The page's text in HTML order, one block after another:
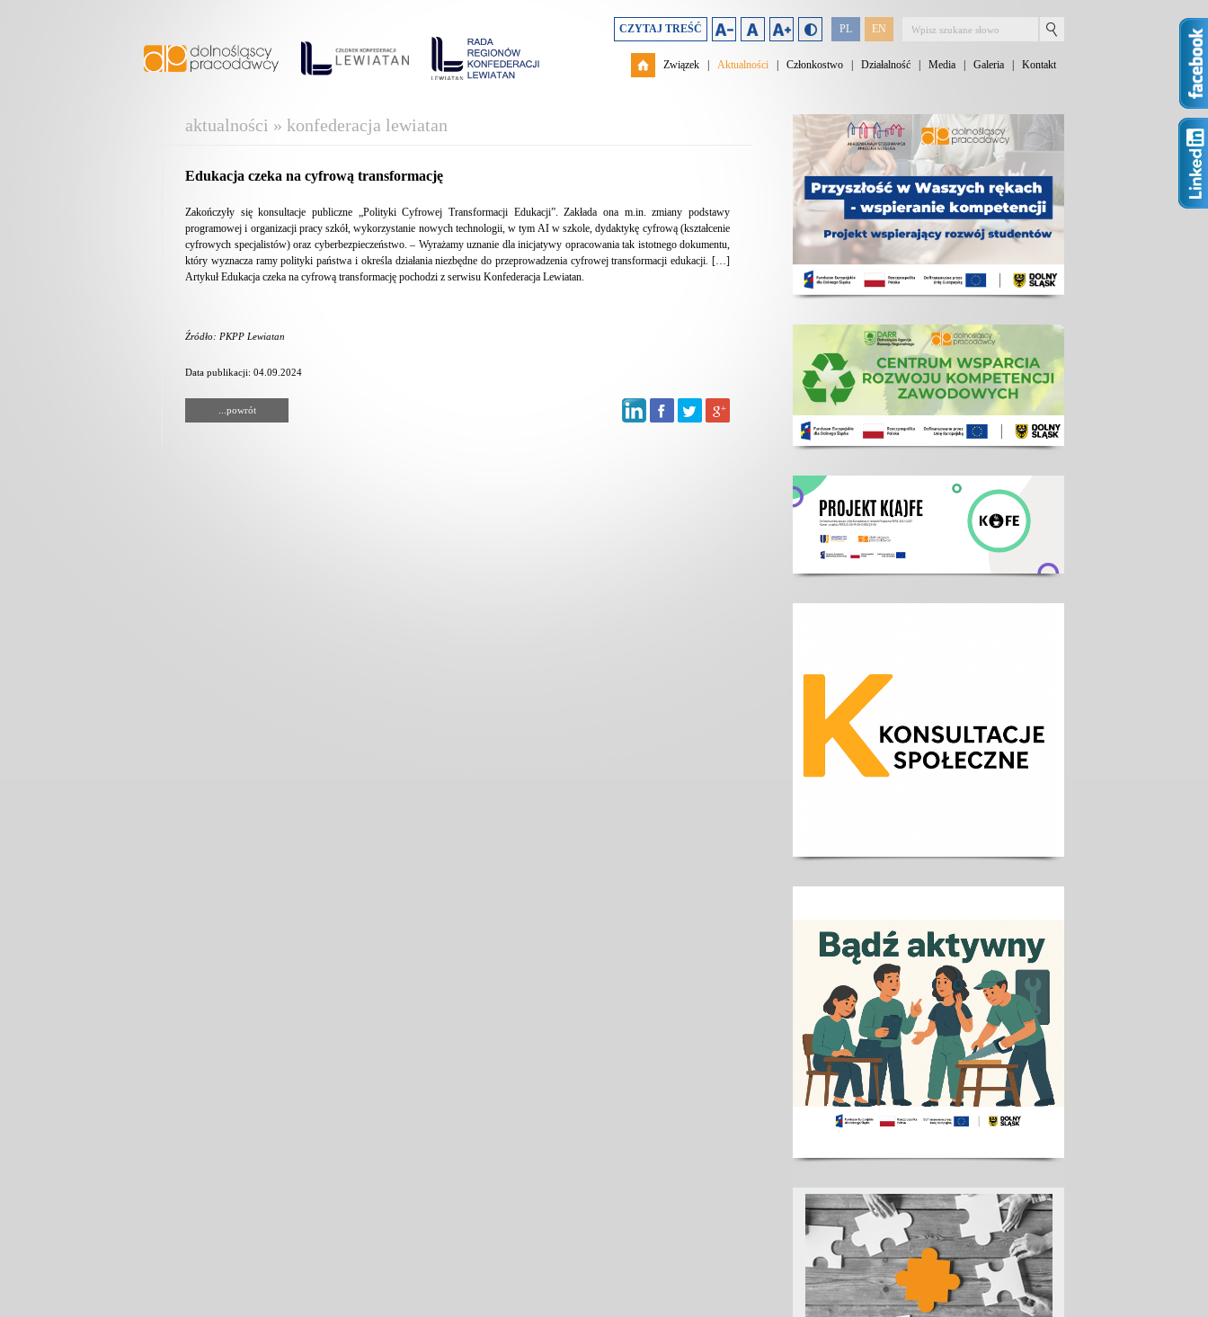
PL EN
CZYTAJ TREŚĆ
Związek Aktualności Członkostwo Działalność Media Galeria Kontakt
aktualności » konfederacja lewiatan
Edukacja czeka na cyfrową transformację
Zakończyły się konsultacje publiczne „Polityki Cyfrowej Transformacji Edukacji”. Zakłada ona m.in. zmiany podstawy
programowej i organizacji pracy szkół, wykorzystanie nowych technologii, w tym AI w szkole, dydaktykę cyfrową (kształcenie
cyfrowych specjalistów) oraz cyberbezpieczeństwo. – Wyrażamy uznanie dla inicjatywy opracowania tak istotnego dokumentu,
który wyznacza ramy polityki państwa i określa działania niezbędne do przeprowadzenia cyfrowej transformacji edukacji. […]
Artykuł Edukacja czeka na cyfrową transformację pochodzi z serwisu Konfederacja Lewiatan.
Źródło: PKPP Lewiatan
Data publikacji: 04.09.2024
...powrót